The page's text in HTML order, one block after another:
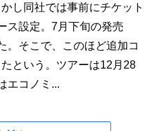
し同社では事前にチケット
ス設定。7月下旬の発売
。そこで、このほど追加コ
という。ツアーは12月28
エコノミ...